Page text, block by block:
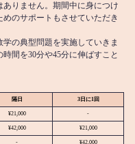
りません。期間中に身につけ
のサポートもさせていただき
の典型問題を実施していきま
間を30分や45分に伸ばすこと
隔日 3日に1回
¥21,000 -
¥42,000 ¥21,000
- ¥42,000